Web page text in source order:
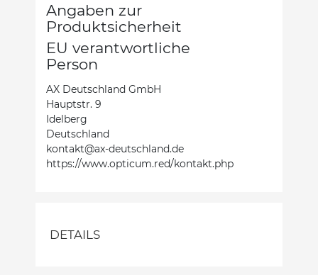
Angaben zur
Produktsicherheit
EU verantwortliche
Person
AX Deutschland GmbH
Hauptstr. 9
Idelberg
Deutschland
kontakt@ax-deutschland.de
https://www.opticum.red/kontakt.php
DETAILS